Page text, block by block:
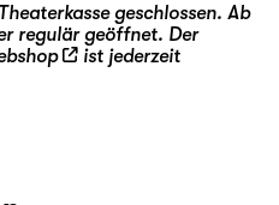
geschlossen. Ab
regulär geöffnet. Der
ist jederzeit